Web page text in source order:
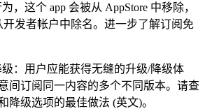
，这个 app 会被从 AppStore 中移除，
发者帐户中除名。进一步了解订阅免
级：用户应能获得无缝的升级/降级体
间订阅同一内容的多个不同版本。请查
降级选项的最佳做法 (英文)。